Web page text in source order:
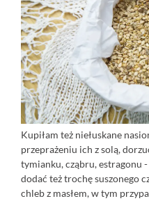
Kupiłam też niełuskane
przeprażeniu ich z solą,
tymianku, cząbru, estragonu
dodać też trochę suszonego
chleb z masłem, w tym